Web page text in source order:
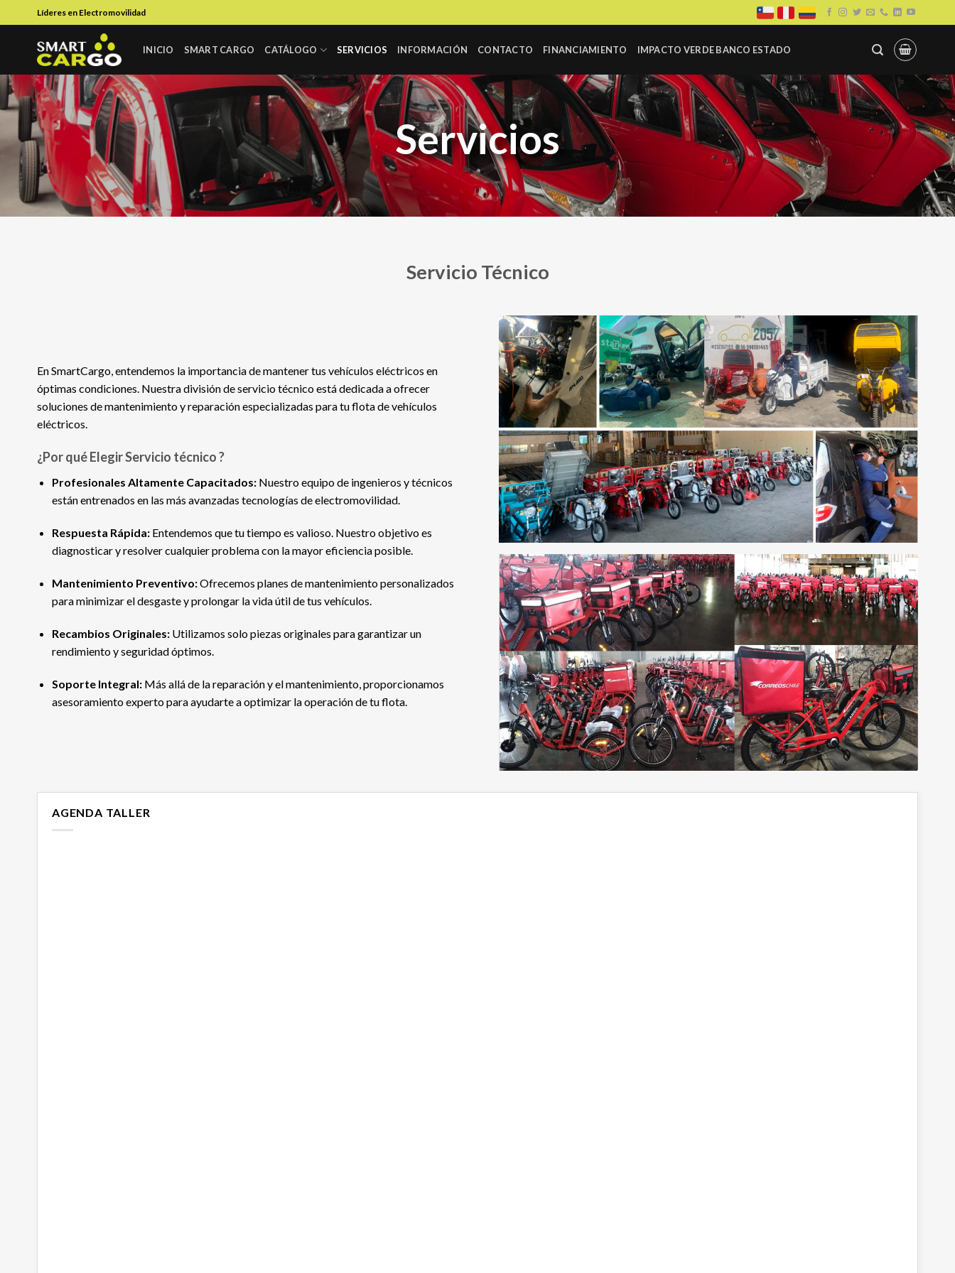
to
Líderes en Electromovilidad
INICIO SMART CARGO CATÁLOGO SERVICIOS INFORMACIÓN CONTACTO FINANCIAMIENTO IMPACTO VERDE BANCO ESTADO
Servicios
Servicio Técnico
En SmartCargo, entendemos la importancia de mantener tus vehículos eléctricos en
óptimas condiciones. Nuestra división de servicio técnico está dedicada a ofrecer
soluciones de mantenimiento y reparación especializadas para tu flota de vehículos
eléctricos.
¿Por qué Elegir Servicio técnico ?
Profesionales Altamente Capacitados:Nuestro equipo de ingenieros y técnicos
están entrenados en las más avanzadas tecnologías de electromovilidad.
Respuesta Rápida:Entendemos que tu tiempo es valioso. Nuestro objetivo es
diagnosticar y resolver cualquier problema con la mayor eficiencia posible.
Mantenimiento Preventivo:Ofrecemos planes de mantenimiento personalizados
para minimizar el desgaste y prolongar la vida útil de tus vehículos.
Recambios Originales:Utilizamos solo piezas originales para garantizar un
rendimiento y seguridad óptimos.
Soporte Integral:Más allá de la reparación y el mantenimiento, proporcionamos
asesoramiento experto para ayudarte a optimizar la operación de tu flota.
AGENDA TALLER